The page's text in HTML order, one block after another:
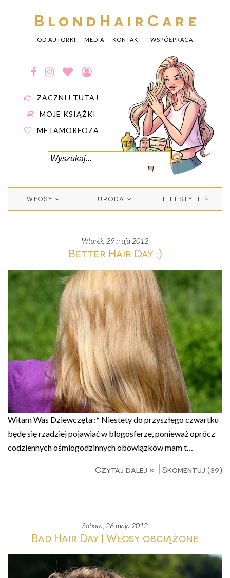
BlondHairCare
OD AUTORKI MEDIA KONTAKT WSPÓŁPRACA
ZACZNIJ TUTAJ
MOJE KSIĄŻKI
METAMORFOZA
WŁOSY URODA LIFESTYLE
wtorek, 29 maja 2012
Better Hair Day ;)
Witam Was Dziewczęta :* Niestety do przyszłego czwartku
będę się rzadziej pojawiać w blogosferze, ponieważ oprócz
codziennych ośmiogodzinnych obowiązków mam t…
Czytaj dalej » Skomentuj (39)
sobota, 26 maja 2012
Bad Hair Day | Włosy obciążone